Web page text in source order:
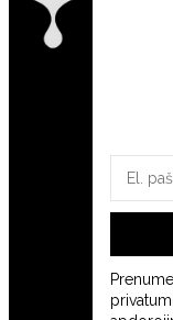
Keptų
cukraus
Kažkur
Tuomet atėjo
Jūsų
el.